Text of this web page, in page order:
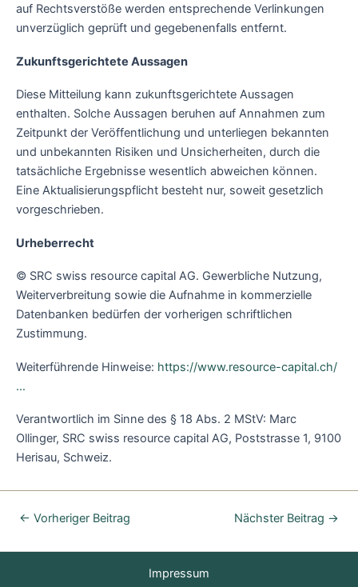
auf Rechtsverstöße werden entsprechende Verlinkungen
unverzüglich geprüft und gegebenenfalls entfernt.
Zukunftsgerichtete Aussagen
Diese Mitteilung kann zukunftsgerichtete Aussagen
enthalten. Solche Aussagen beruhen auf Annahmen zum
Zeitpunkt der Veröffentlichung und unterliegen bekannten
und unbekannten Risiken und Unsicherheiten, durch die
tatsächliche Ergebnisse wesentlich abweichen können.
Eine Aktualisierungspflicht besteht nur, soweit gesetzlich
vorgeschrieben.
Urheberrecht
© SRC swiss resource capital AG. Gewerbliche Nutzung,
Weiterverbreitung sowie die Aufnahme in kommerzielle
Datenbanken bedürfen der vorherigen schriftlichen
Zustimmung.
Weiterführende Hinweise: https://www.resource-capital.ch/
…
Verantwortlich im Sinne des § 18 Abs. 2 MStV: Marc
Ollinger, SRC swiss resource capital AG, Poststrasse 1, 9100
Herisau, Schweiz.
← Vorheriger Beitrag Nächster Beitrag →
Impressum